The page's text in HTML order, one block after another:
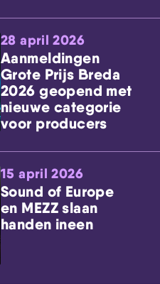
28 april 2026
Aanmeldingen
Grote Prijs Breda
2026 geopend met
nieuwe categorie
voor producers
15 april 2026
Sound of Europe
en MEZZ slaan
handen ineen